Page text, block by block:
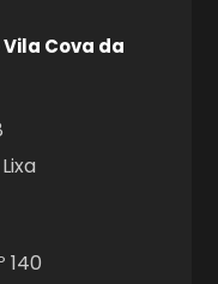
Cova da
140